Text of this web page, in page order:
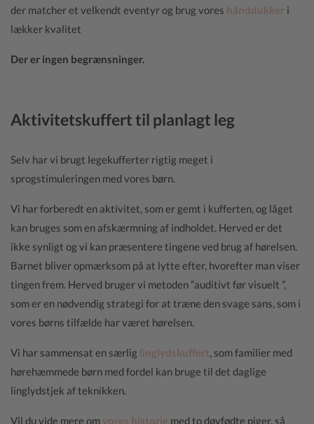
der matcher et velkendt eventyr og brug vores hånddukker i
lækker kvalitet
Der er ingen begrænsninger.
Aktivitetskuffert til planlagt leg
Selv har vi brugt legekufferter rigtig meget i
sprogstimuleringen med vores børn.
Vi har forberedt en aktivitet, som er gemt i kufferten, og låget
kan bruges som en afskærmning af indholdet. Herved er det
ikke synligt og vi kan præsentere tingene ved brug af hørelsen.
Barnet bliver opmærksom på at lytte efter, hvorefter man viser
tingen frem. Herved bruger vi metoden ”auditivt før visuelt ”,
som er en nødvendig strategi for at træne den svage sans, som i
vores børns tilfælde har været hørelsen.
Vi har sammensat en særlig linglydskuffert, som familier med
hørehæmmede børn med fordel kan bruge til det daglige
linglydstjek af teknikken.
Vil du vide mere om vores historie med to døvfødte piger, så